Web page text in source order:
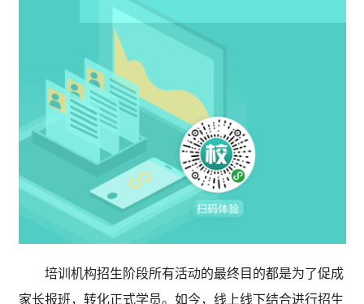
培训机构招生阶段所有活动的最终目的都是为了促成
家长报班，转化正式学员。如今，线上线下结合进行招生